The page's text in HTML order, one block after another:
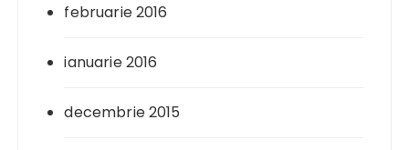
februarie 2016
ianuarie 2016
decembrie 2015